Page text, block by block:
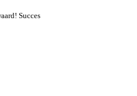
Succes